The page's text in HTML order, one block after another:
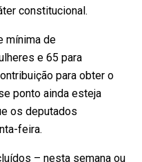
constitucional.
mínima de
e 65 para
para obter o
ponto ainda esteja
os deputados
feira.
– nesta semana ou